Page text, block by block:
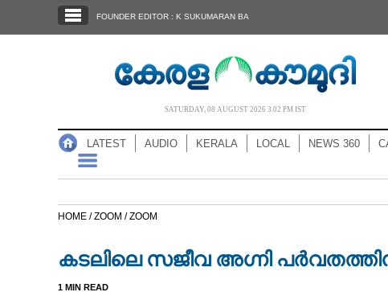
NOTIFIED NEWS
FOUNDER EDITOR : K SUKUMARAN BA
SATURDAY, 08 AUGUST 2026 3.02 PM IST
LATEST AUDIO KERALA LOCAL NEWS 360
HOME /ZOOM /ZOOM
കടലിലെ സജീവ അഗ്നി
1 MIN READ